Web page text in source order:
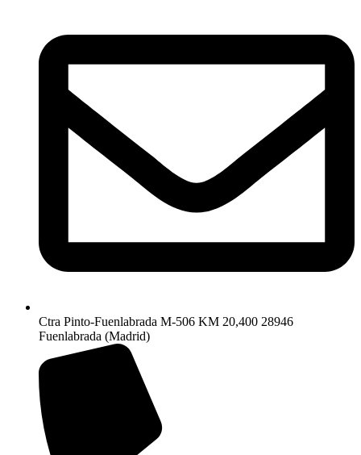
Ctra Pinto-Fuenlabrada M-506 KM 20,400 28946
Fuenlabrada (Madrid)